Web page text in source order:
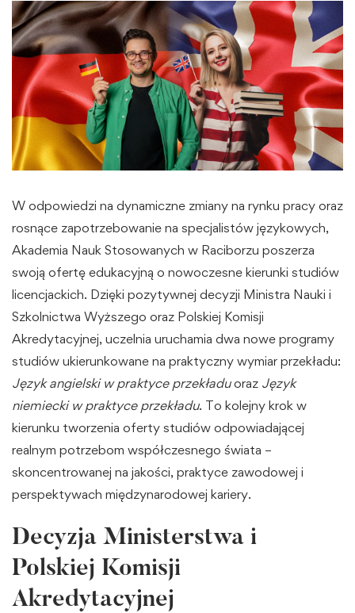
W odpowiedzi na dynamiczne zmiany na rynku pracy oraz
rosnące zapotrzebowanie na specjalistów językowych,
Akademia Nauk Stosowanych w Raciborzu poszerza
swoją ofertę edukacyjną o nowoczesne kierunki studiów
licencjackich. Dzięki pozytywnej decyzji Ministra Nauki i
Szkolnictwa Wyższego oraz Polskiej Komisji
Akredytacyjnej, uczelnia uruchamia dwa nowe programy
studiów ukierunkowane na praktyczny wymiar przekładu:
Język angielski w praktyce przekładuoraz Język
niemiecki w praktyce przekładu. To kolejny krok w
kierunku tworzenia oferty studiów odpowiadającej
realnym potrzebom współczesnego świata –
skoncentrowanej na jakości, praktyce zawodowej i
perspektywach międzynarodowej kariery.
Decyzja Ministerstwa i
Polskiej Komisji
Akredytacyjnej